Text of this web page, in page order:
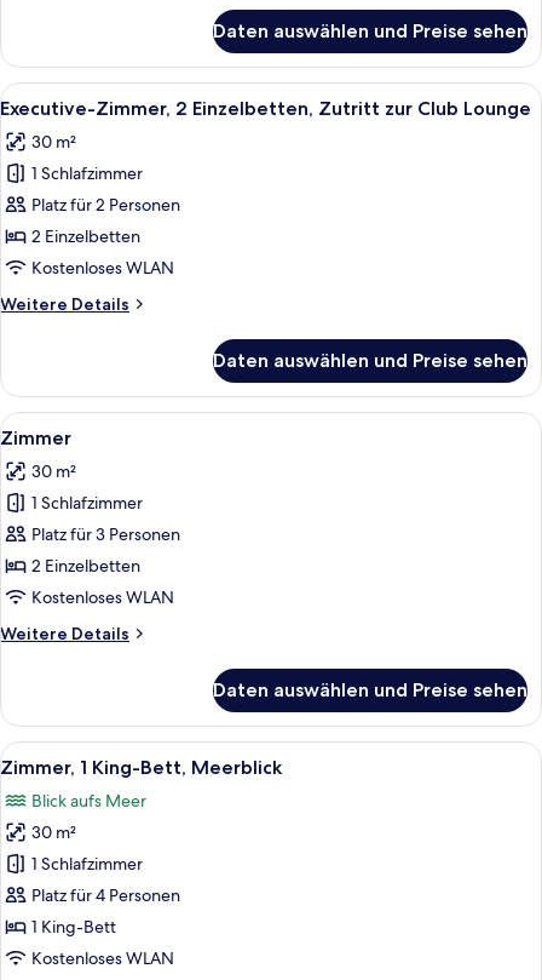
Zimmer,
1 King-
Bett
Daten auswählen und Preise sehen
Alle
Fotos
für
Executive-
Zimmer,
2 Einzelbetten,
Zutritt
Club
Ein Hotelzimmer mit einem Bett,
7
Executive-Zimmer, 2 Einzelbetten, Zutritt zur Club Lounge
30 m²
1 Schlafzimmer
Platz für 2 Personen
2 Einzelbetten
Kostenloses WLAN
Weitere Details
Weitere
Zimmer,
2 Einzelbetten,
Zutritt
Club
Lounge
Daten auswählen und Preise sehen
Alle
Fotos
für
Zimmer
anzeigen
Ein Hotelzimmer mit zwei Betten,
7
Zimmer
30 m²
1 Schlafzimmer
Platz für 3 Personen
2 Einzelbetten
Kostenloses WLAN
Weitere Details
Weitere
Daten auswählen und Preise sehen
Alle
Fotos
für
Zimmer,
1 King-
Bett,
Meerblick
anzeigen
42-Zoll-Fernseher mit
4
Zimmer, 1 King-Bett, Meerblick
Blick aufs Meer
30 m²
1 Schlafzimmer
Platz für 4 Personen
1 King-Bett
Kostenloses WLAN